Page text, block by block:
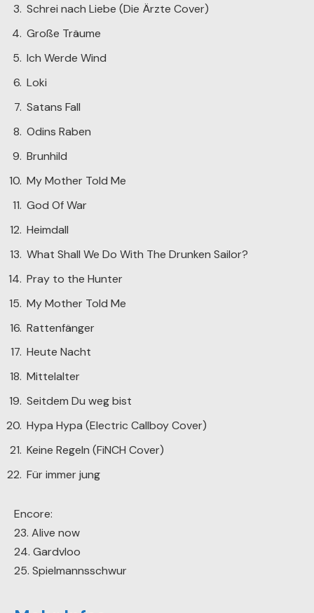
Schrei nach Liebe (Die Ärzte Cover)
Große Träume
Ich Werde Wind
Loki
Satans Fall
Odins Raben
Brunhild
My Mother Told Me
God Of War
Heimdall
What Shall We Do With The Drunken Sailor?
Pray to the Hunter
My Mother Told Me
Rattenfänger
Heute Nacht
Mittelalter
Seitdem Du weg bist
Hypa Hypa (Electric Callboy Cover)
Keine Regeln (FiNCH Cover)
Für immer jung
Encore:
23. Alive now
24. Gardvloo
25. Spielmannsschwur